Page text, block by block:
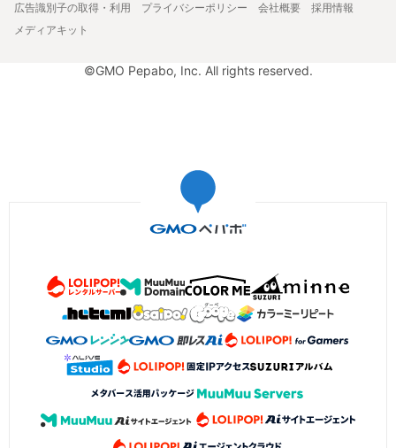
広告識別子の取得・利用
プライバシーポリシー 会社概要
採用情報
メディアキット
©GMO Pepabo, Inc. All rights reserved.